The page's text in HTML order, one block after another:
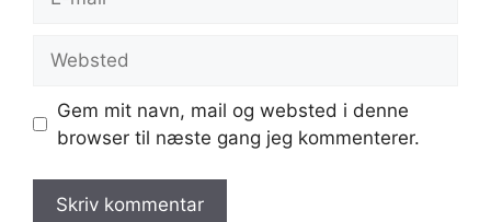
mail
Gem mit navn, mail og websted i denne
browser til næste gang jeg kommenterer.